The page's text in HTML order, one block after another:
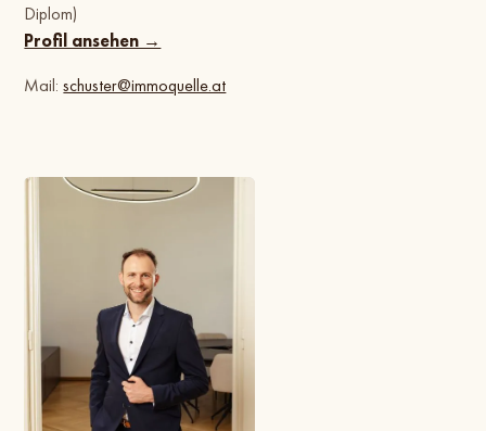
Diplom)
Profil ansehen →
Mail:schuster@immoquelle.at